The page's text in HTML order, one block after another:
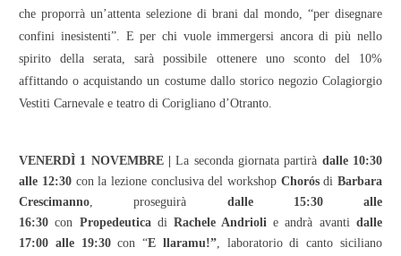
che proporrà un’attenta selezione di brani dal mondo, “per disegnare
confini inesistenti”. E per chi vuole immergersi ancora di più nello
spirito della serata, sarà possibile ottenere uno sconto del 10%
affittando o acquistando un costume dallo storico negozio Colagiorgio
Vestiti Carnevale e teatro di Corigliano d’Otranto.
VENERDÌ 1 NOVEMBRE |La seconda giornata partirà dalle 10:30
alle 12:30con la lezione conclusiva del workshop Chorósdi Barbara
Crescimanno, proseguirà dalle 15:30 alle
16:30 con Propedeuticadi Rachele Andriolie andrà avanti dalle
17:00 alle 19:30con “E llaramu!”, laboratorio di canto siciliano